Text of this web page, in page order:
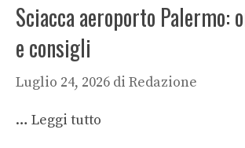
Sciacca aeroporto Palermo:
e consigli
Luglio 24, 2026 di Redazione
… Leggi tutto